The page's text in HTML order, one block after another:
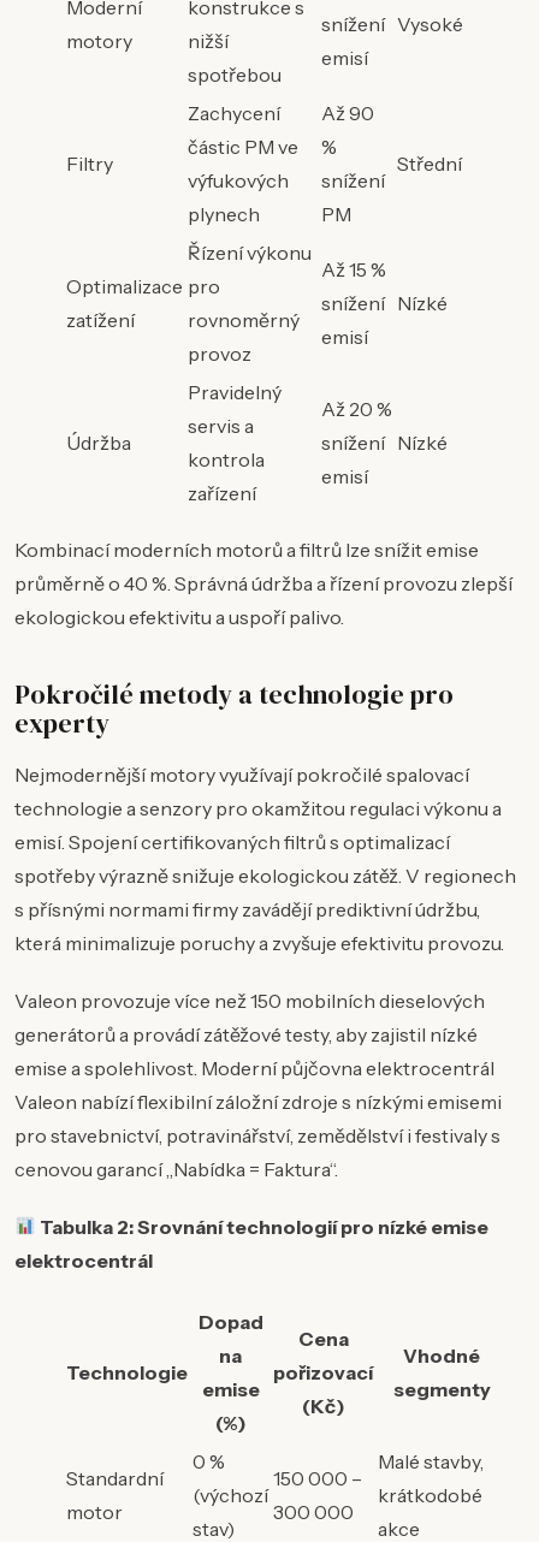
Moderní
motory
konstrukce s
nižší
spotřebou
snížení
emisí
Vysoké
Filtry
Zachycení
částic PM ve
výfukových
plynech
Až 90
%
snížení
PM
Střední
Optimalizace
zatížení
Řízení výkonu
pro
rovnoměrný
provoz
Až 15 %
snížení
emisí
Nízké
Údržba
Pravidelný
servis a
kontrola
zařízení
Až 20 %
snížení
emisí
Nízké
Kombinací moderních motorů a filtrů lze snížit emise
průměrně o 40 %. Správná údržba a řízení provozu zlepší
ekologickou efektivitu a uspoří palivo.
Pokročilé metody a technologie pro
experty
Nejmodernější motory využívají pokročilé spalovací
technologie a senzory pro okamžitou regulaci výkonu a
emisí. Spojení certifikovaných filtrů s optimalizací
spotřeby výrazně snižuje ekologickou zátěž. V regionech
s přísnými normami firmy zavádějí prediktivní údržbu,
která minimalizuje poruchy a zvyšuje efektivitu provozu.
Valeon provozuje více než 150 mobilních dieselových
generátorů a provádí zátěžové testy, aby zajistil nízké
emise a spolehlivost. Moderní půjčovna elektrocentrál
Valeon nabízí flexibilní záložní zdroje s nízkými emisemi
pro stavebnictví, potravinářství, zemědělství i festivaly s
cenovou garancí „Nabídka = Faktura“.
Tabulka 2: Srovnání technologií pro nízké emise
elektrocentrál
Technologie
Dopad
na
emise
(%)
Cena
pořizovací
(Kč)
Vhodné
segmenty
Standardní
motor
0 %
(výchozí
stav)
150 000 –
300 000
Malé stavby,
krátkodobé
akce